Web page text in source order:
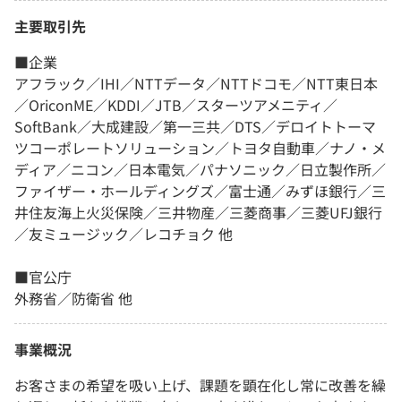
主要取引先
■企業
アフラック／IHI／NTTデータ／NTTドコモ／NTT東日本
／OriconME／KDDI／JTB／スターツアメニティ／
SoftBank／大成建設／第一三共／DTS／デロイトトーマ
ツコーポレートソリューション／トヨタ自動車／ナノ・メ
ディア／ニコン／日本電気／パナソニック／日立製作所／
ファイザー・ホールディングズ／富士通／みずほ銀行／三
井住友海上火災保険／三井物産／三菱商事／三菱UFJ銀行
／友ミュージック／レコチョク 他
■官公庁
外務省／防衛省 他
事業概況
お客さまの希望を吸い上げ、課題を顕在化し常に改善を繰